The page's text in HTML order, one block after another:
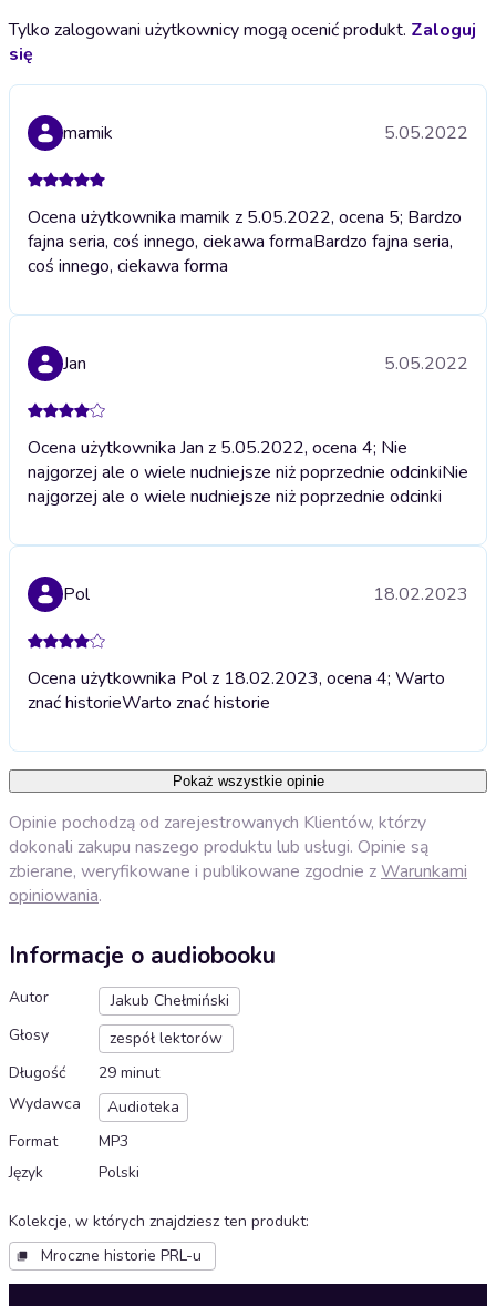
Tylko zalogowani użytkownicy mogą ocenić produkt. Zaloguj
się
mamik 5.05.2022
Ocena użytkownika mamik z 5.05.2022, ocena 5; Bardzo
fajna seria, coś innego, ciekawa formaBardzo fajna seria,
coś innego, ciekawa forma
Jan 5.05.2022
Ocena użytkownika Jan z 5.05.2022, ocena 4; Nie
najgorzej ale o wiele nudniejsze niż poprzednie odcinkiNie
najgorzej ale o wiele nudniejsze niż poprzednie odcinki
Pol 18.02.2023
Ocena użytkownika Pol z 18.02.2023, ocena 4; Warto
znać historieWarto znać historie
Pokaż wszystkie opinie
Opinie pochodzą od zarejestrowanych Klientów, którzy
dokonali zakupu naszego produktu lub usługi. Opinie są
zbierane, weryfikowane i publikowane zgodnie zWarunkami
opiniowania.
Informacje o audiobooku
Autor
Jakub Chełmiński
Głosy
zespół lektorów
Długość
29 minut
Wydawca
Audioteka
Format
MP3
Język
Polski
Kolekcje, w których znajdziesz ten produkt:
Mroczne historie PRL-u